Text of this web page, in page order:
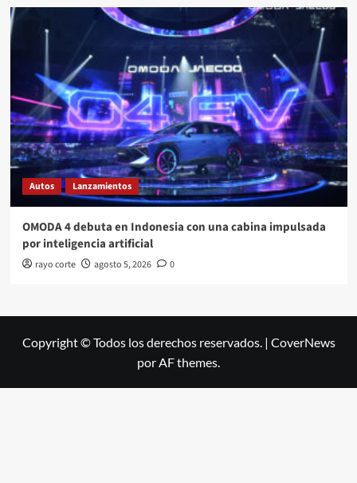
Autos Lanzamientos
OMODA 4 debuta en Indonesia con una cabina impulsada
por inteligencia artificial
rayo corte agosto 5, 2026 0
Copyright © Todos los derechos reservados. | CoverNews
por AF themes.